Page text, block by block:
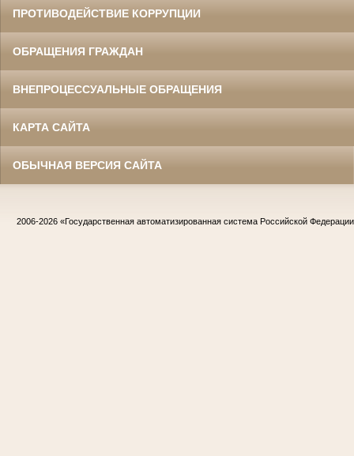
ПРОТИВОДЕЙСТВИЕ КОРРУПЦИИ
ОБРАЩЕНИЯ ГРАЖДАН
ВНЕПРОЦЕССУАЛЬНЫЕ ОБРАЩЕНИЯ
КАРТА САЙТА
ОБЫЧНАЯ ВЕРСИЯ САЙТА
2006-2026 «Государственная автоматизированная система Российской